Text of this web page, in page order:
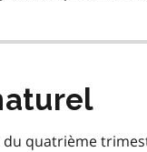
du quatrième